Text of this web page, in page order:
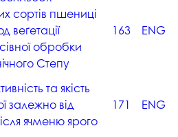
сортів пшениці
веґетації
обробки
Cтепу
163 ENG
та якість
залежно від
ячменю ярого
171 ENG